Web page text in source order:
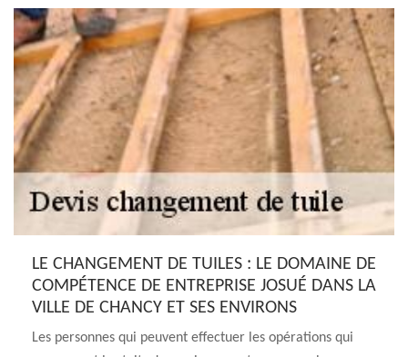
LE CHANGEMENT DE TUILES : LE DOMAINE DE
COMPÉTENCE DE ENTREPRISE JOSUÉ DANS LA
VILLE DE CHANCY ET SES ENVIRONS
Les personnes qui peuvent effectuer les opérations qui